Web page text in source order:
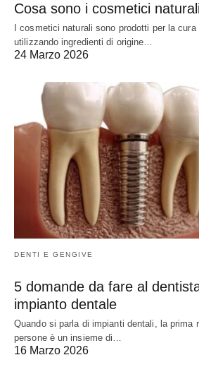
Cosa sono i cosmetici
I cosmetici naturali sono prodotti per la
utilizzando ingredienti di origine…
24 Marzo 2026
DENTI E GENGIVE
5 domande da fare al
impianto dentale
Quando si parla di impianti dentali, la prima
persone è un insieme di…
16 Marzo 2026